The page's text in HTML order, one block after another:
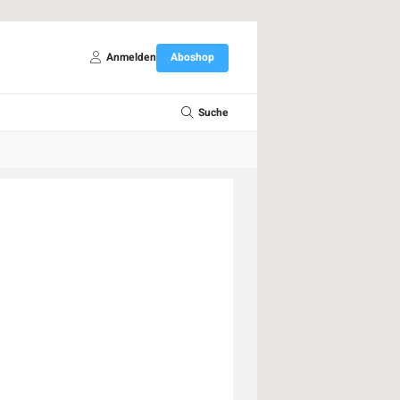
Anmelden Aboshop
Suche